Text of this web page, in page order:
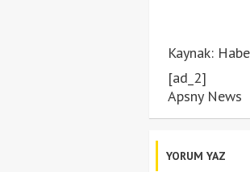
Kaynak:
[ad_2]
Apsny News
YORUM YAZ